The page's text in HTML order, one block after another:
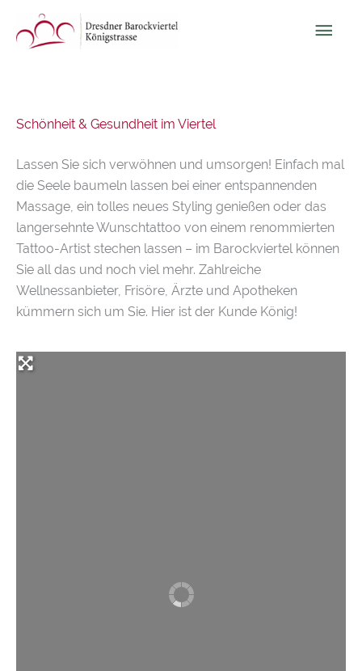
Inhalt
springen
Schönheit & Gesundheit im Viertel
Lassen Sie sich verwöhnen und umsorgen! Einfach mal
die Seele baumeln lassen bei einer entspannenden
Massage, ein tolles neues Styling genießen oder das
langersehnte Wunschtattoo von einem renommierten
Tattoo-Artist stechen lassen – im Barockviertel können
Sie all das und noch viel mehr. Zahlreiche
Wellnessanbieter, Frisöre, Ärzte und Apotheken
kümmern sich um Sie. Hier ist der Kunde König!